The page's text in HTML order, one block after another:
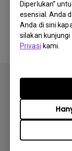
Diperlukan”
esensial. Anda
Anda di sini
silakan kunjungi
Privasi kami.
Tidak